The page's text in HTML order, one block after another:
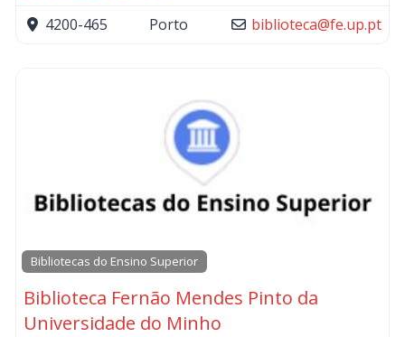
4200-465 Porto biblioteca@fe.up.pt
Bibliotecas do Ensino Superior
Biblioteca Fernão Mendes Pinto da
Universidade do Minho